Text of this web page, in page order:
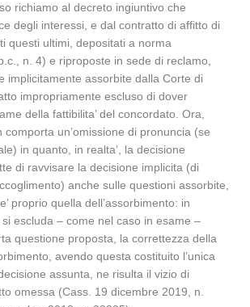
richiamo al decreto ingiuntivo che
degli interessi, e dal contratto di affitto di
questi ultimi, depositati a norma
n. 4) e riproposte in sede di reclamo,
implicitamente assorbite dalla Corte di
impropriamente escluso di dover
della fattibilita’ del concordato. Ora,
comporta un’omissione di pronuncia (se
in quanto, in realta’, la decisione
di ravvisare la decisione implicita (di
anche sulle questioni assorbite,
proprio quella dell’assorbimento: in
escluda – come nel caso in esame –
questione proposta, la correttezza della
avendo questa costituito l’unica
assunta, ne risulta il vizio di
omessa (Cass. 19 dicembre 2019, n.